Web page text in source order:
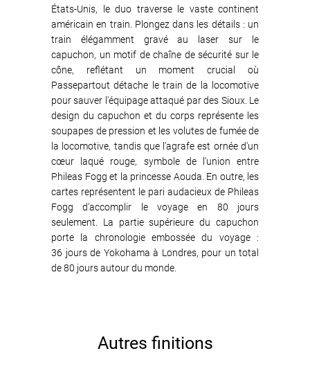
États-Unis, le duo traverse le vaste continent
américain en train. Plongez dans les détails : un
train élégamment gravé au laser sur le
capuchon, un motif de chaîne de sécurité sur le
cône, reflétant un moment crucial où
Passepartout détache le train de la locomotive
pour sauver l'équipage attaqué par des Sioux. Le
design du capuchon et du corps représente les
soupapes de pression et les volutes de fumée de
la locomotive, tandis que l’agrafe est ornée d'un
cœur laqué rouge, symbole de l'union entre
Phileas Fogg et la princesse Aouda. En outre, les
cartes représentent le pari audacieux de Phileas
Fogg d'accomplir le voyage en 80 jours
seulement. La partie supérieure du capuchon
porte la chronologie embossée du voyage :
36 jours de Yokohama à Londres, pour un total
de 80 jours autour du monde.
Autres finitions